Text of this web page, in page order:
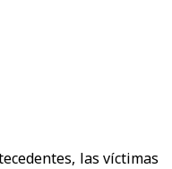
las víctimas